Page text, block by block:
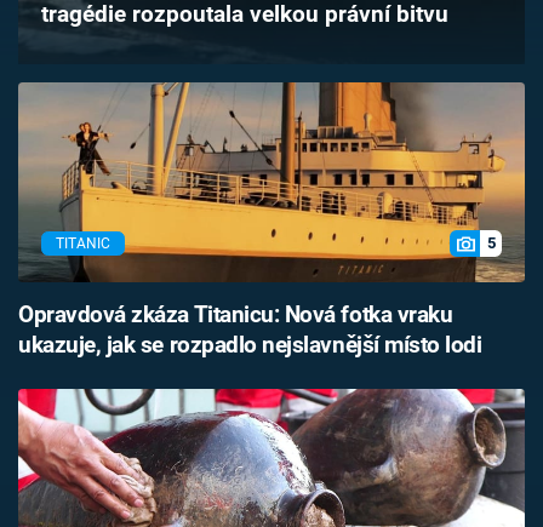
Sledujte prima+
Přihlášení
Sledujte nás
tragédie rozpoutala velkou právní bitvu
TITANIC 5
Opravdová zkáza Titanicu: Nová fotka vraku
ukazuje, jak se rozpadlo nejslavnější místo lodi